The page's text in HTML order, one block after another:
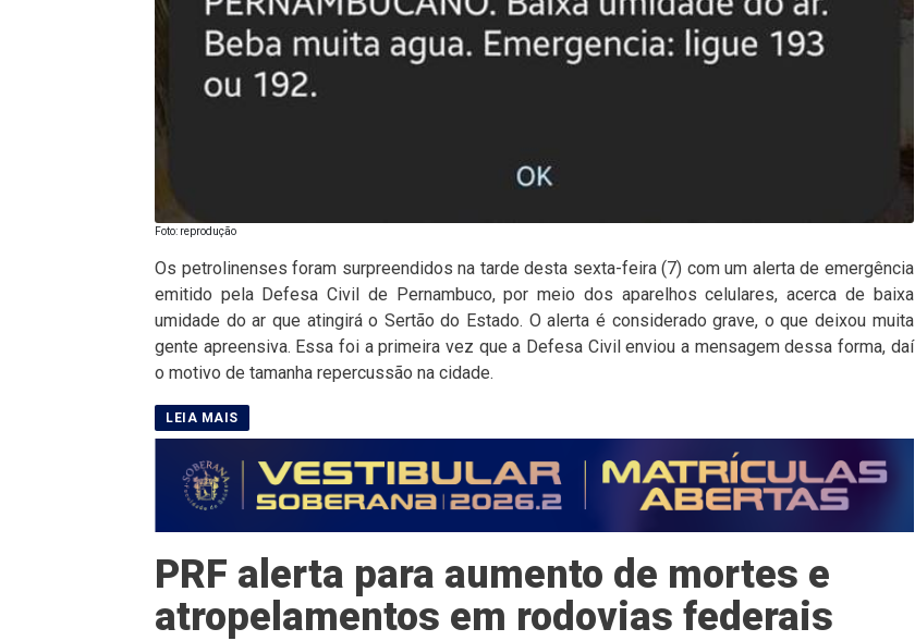
Foto: reprodução
Os petrolinenses foram surpreendidos na tarde desta sexta-feira (7) com um alerta de emergência
emitido pela Defesa Civil de Pernambuco, por meio dos aparelhos celulares, acerca de baixa
umidade do ar que atingirá o Sertão do Estado. O alerta é considerado grave, o que deixou muita
gente apreensiva. Essa foi a primeira vez que a Defesa Civil enviou a mensagem dessa forma, daí
o motivo de tamanha repercussão na cidade.
PRF alerta para aumento de mortes e
atropelamentos em rodovias federais